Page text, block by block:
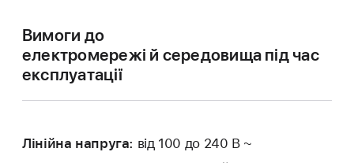
Вимоги до
електромережі й середовища під час
експлуатації
Лінійна напруга: від 100 до 240 В ~